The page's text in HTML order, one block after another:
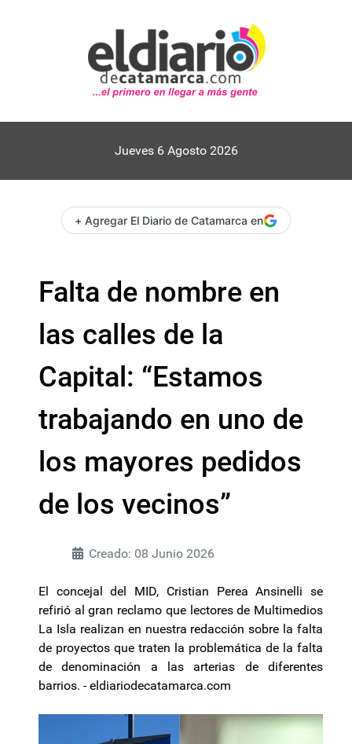
Jueves 6 Agosto 2026
+ Agregar El Diario de Catamarca en
Falta de nombre en
las calles de la
Capital: “Estamos
trabajando en uno de
los mayores pedidos
de los vecinos”
Creado: 08 Junio 2026
El concejal del MID, Cristian Perea Ansinelli se
refirió al gran reclamo que lectores de Multimedios
La Isla realizan en nuestra redacción sobre la falta
de proyectos que traten la problemática de la falta
de denominación a las arterias de diferentes
barrios. - eldiariodecatamarca.com